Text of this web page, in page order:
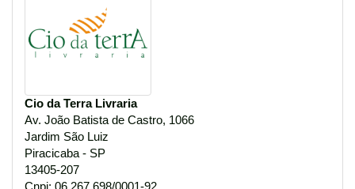
Cio da Terra Livraria
Av. João Batista de Castro, 1066
Jardim São Luiz
Piracicaba - SP
13405-207
Cnpj: 06.267.698/0001-92